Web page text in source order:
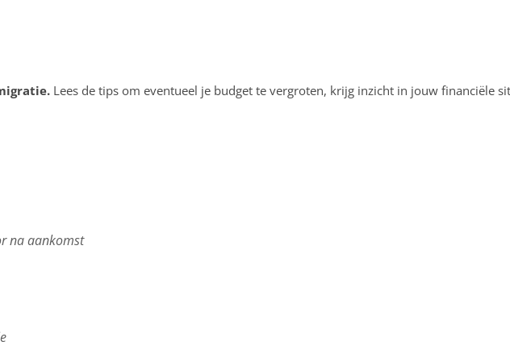
Lees de tips om eventueel je budget te vergroten, krijg inzicht in jouw financiële
na aankomst